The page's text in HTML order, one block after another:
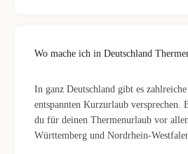
Wo mache ich in Deutschland
In ganz Deutschland gibt es
entspannten Kurzurlaub versprechen.
du für deinen Thermenurlaub vor
Württemberg und Nordrhein-